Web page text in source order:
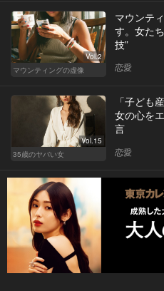
Vol.2
マウンティングの虚像
マウンテ
す。女た
技”
恋愛
Vol.15
35歳のヤバい女
「子ども
女の心を
言
恋愛